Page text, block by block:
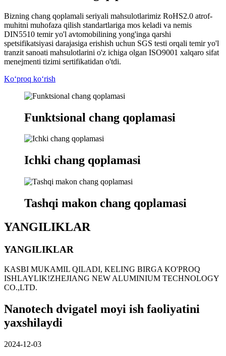
Bizning chang qoplamali seriyali mahsulotlarimiz RoHS2.0 atrof-
muhitni muhofaza qilish standartlariga mos keladi va nemis
DIN5510 temir yo'l avtomobilining yong'inga qarshi
spetsifikatsiyasi darajasiga erishish uchun SGS testi orqali temir yo'l
tranzit sanoati mahsulotlarini o'z ichiga olgan ISO9001 xalqaro sifat
menejmenti tizimi sertifikatidan o'tdi.
Koʻproq koʻrish
Funktsional chang qoplamasi
Ichki chang qoplamasi
Tashqi makon chang qoplamasi
YANGILIKLAR
YANGILIKLAR
KASBI MUKAMIL QILADI, KELING BIRGA KO'PROQ
ISHLAYLIK!ZHEJIANG NEW ALUMINIUM TECHNOLOGY
CO.,LTD.
Nanotech dvigatel moyi ish faoliyatini
yaxshilaydi
2024-12-03